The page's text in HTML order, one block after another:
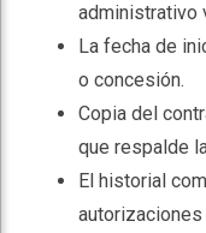
administrativo
La fecha de
o concesión.
Copia del
que respalde
El historial